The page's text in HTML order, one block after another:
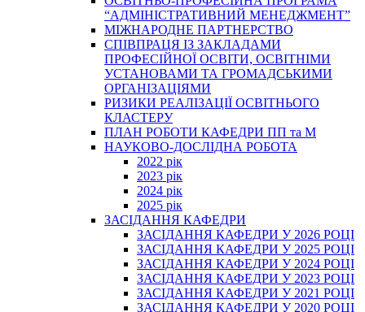
“АДМІНІСТРАТИВНИЙ МЕНЕДЖМЕНТ”
МІЖНАРОДНЕ ПАРТНЕРСТВО
СПІВПРАЦЯ ІЗ ЗАКЛАДАМИ
ПРОФЕСІЙНОЇ ОСВІТИ, ОСВІТНІМИ
УСТАНОВАМИ ТА ГРОМАДСЬКИМИ
ОРГАНІЗАЦІЯМИ
РИЗИКИ РЕАЛІЗАЦІЇ ОСВІТНЬОГО
КЛАСТЕРУ
ПЛАН РОБОТИ КАФЕДРИ ПП та М
НАУКОВО-ДОСЛІДНА РОБОТА
2022 рік
2023 рік
2024 рік
2025 рік
ЗАСІДАННЯ КАФЕДРИ
ЗАСІДАННЯ КАФЕДРИ У 2026 РОЦІ
ЗАСІДАННЯ КАФЕДРИ У 2025 РОЦІ
ЗАСІДАННЯ КАФЕДРИ У 2024 РОЦІ
ЗАСІДАННЯ КАФЕДРИ У 2023 РОЦІ
ЗАСІДАННЯ КАФЕДРИ У 2021 РОЦІ
ЗАСІДАННЯ КАФЕДРИ У 2020 РОЦІ